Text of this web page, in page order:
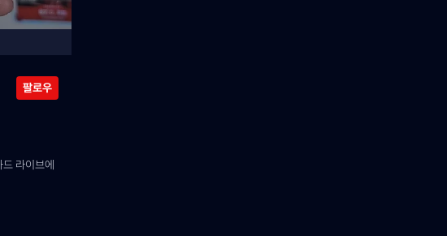
팔로우
라이브에